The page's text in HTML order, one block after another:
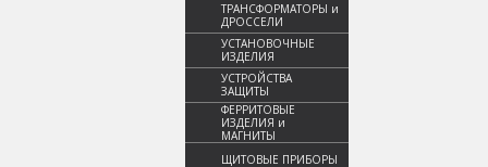
ТРАНСФОРМАТОРЫ и
ДРОССЕЛИ
УСТАНОВОЧНЫЕ
ИЗДЕЛИЯ
УСТРОЙСТВА
ЗАЩИТЫ
ФЕРРИТОВЫЕ
ИЗДЕЛИЯ и
МАГНИТЫ
ЩИТОВЫЕ ПРИБОРЫ